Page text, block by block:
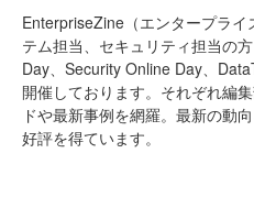
EnterpriseZine（エンタープラ
テム担当、セキュリティ担当の
Day、Security Online Day、
開催しております。それぞれ編
ドや最新事例を網羅。最新の動
好評を得ています。